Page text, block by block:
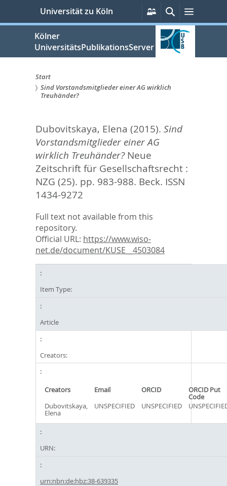
springen
Universität zu Köln
Persönliche
Services
Suche
Kölner
UniversitätsPublikationsServer
Sie
hier:
Start
Sind Vorstandsmitglieder einer AG wirklich
Treuhänder?
Dubovitskaya, Elena (2015). Sind
Vorstandsmitglieder einer AG
wirklich Treuhänder? Neue
Zeitschrift für Gesellschaftsrecht :
NZG (25). pp. 983-988. Beck. ISSN
1434-9272
Full text not available from this
repository.
Official URL: https://www.wiso-
net.de/document/KUSE__4503084
Item Type:
Article
Creators:
Creators Email ORCID ORCID Put
Code
Dubovitskaya,
Elena
UNSPECIFIED UNSPECIFIED
URN:
urn:nbn:de:hbz:38-639335